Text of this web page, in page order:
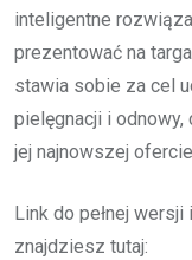
inteligentne
prezentować na
stawia sobie za cel
pielęgnacji i
jej najnowszej
Link do pełnej
znajdziesz tutaj: